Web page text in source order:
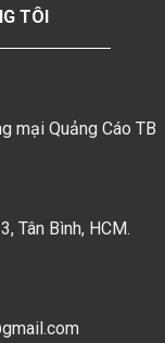
TÔI
mại Quảng Cáo TB
Tân Bình, HCM.